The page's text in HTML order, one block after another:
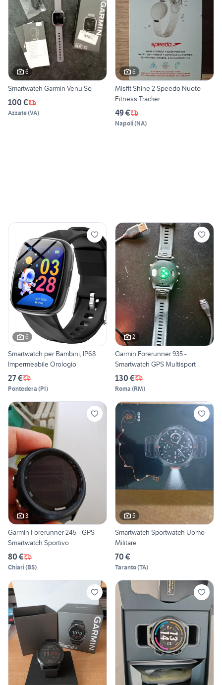
6
Smartwatch Garmin Venu Sq
100 €
Azzate(VA)
6
Misfit Shine 2 Speedo Nuoto
Fitness Tracker
49 €
Napoli(NA)
6
Smartwatch per Bambini, IP68
Impermeabile Orologio
27 €
Pontedera (PI)
2
Garmin Forerunner 935 -
Smartwatch GPS Multisport
130 €
Roma (RM)
3
Garmin Forerunner 245 - GPS
Smartwatch Sportivo
80 €
Chiari(BS)
5
Smartwatch Sportwatch Uomo
Militare
70 €
Taranto(TA)